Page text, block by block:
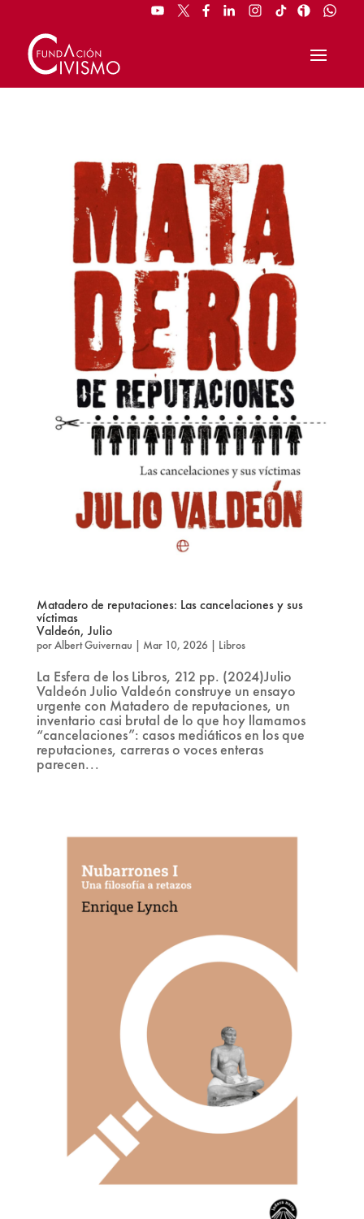
Matadero de reputaciones: Las cancelaciones y sus
víctimas
Valdeón, Julio
porAlbert Guivernau | Mar 10, 2026| Libros
La Esfera de los Libros, 212 pp. (2024)Julio
Valdeón Julio Valdeón construye un ensayo
urgente con Matadero de reputaciones, un
inventario casi brutal de lo que hoy llamamos
“cancelaciones”: casos mediáticos en los que
reputaciones, carreras o voces enteras
parecen...